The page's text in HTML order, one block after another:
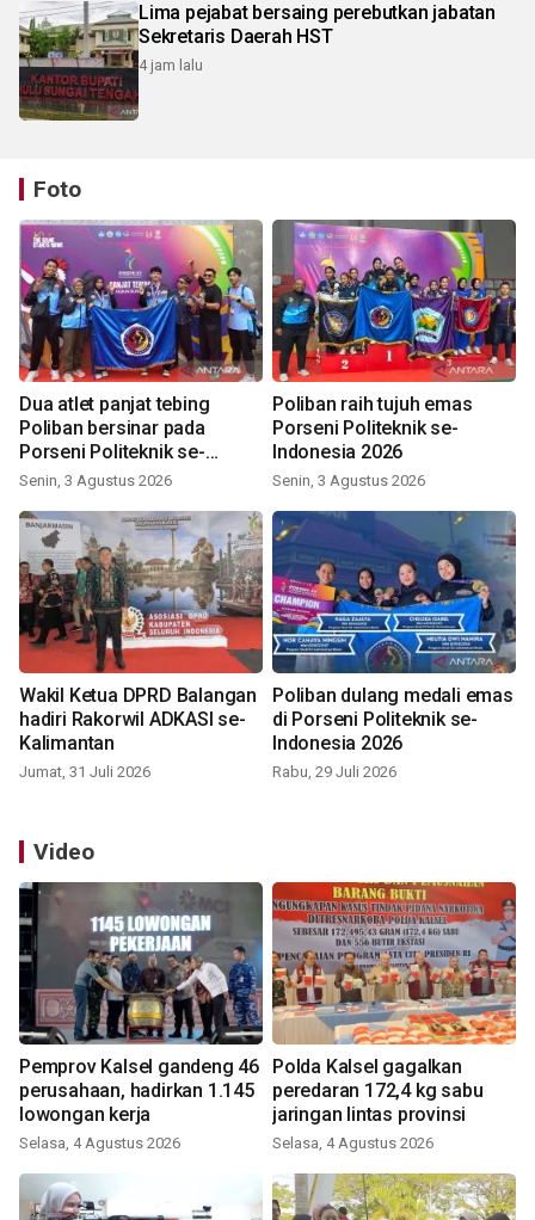
Lima pejabat bersaing perebutkan jabatan
Sekretaris Daerah HST
4 jam lalu
Foto
Dua atlet panjat tebing
Poliban bersinar pada
Porseni Politeknik se-
Indonesia 2026
Senin, 3 Agustus 2026
Poliban raih tujuh emas
Porseni Politeknik se-
Indonesia 2026
Senin, 3 Agustus 2026
Wakil Ketua DPRD Balangan
hadiri Rakorwil ADKASI se-
Kalimantan
Jumat, 31 Juli 2026
Poliban dulang medali emas
di Porseni Politeknik se-
Indonesia 2026
Rabu, 29 Juli 2026
Video
Pemprov Kalsel gandeng 46
perusahaan, hadirkan 1.145
lowongan kerja
Selasa, 4 Agustus 2026
Polda Kalsel gagalkan
peredaran 172,4 kg sabu
jaringan lintas provinsi
Selasa, 4 Agustus 2026